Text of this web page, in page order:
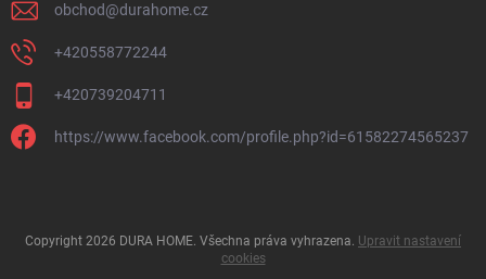
obchod@durahome.cz
+420558772244
+420739204711
https://www.facebook.com/profile.php?id=61582274565237
Copyright 2026 DURA HOME. Všechna práva vyhrazena. Upravit nastavení
cookies